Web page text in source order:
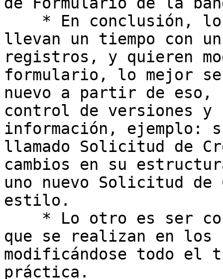
llevan un tiempo con
registros, y quieren
formulario, lo mejor
nuevo a partir de eso,
control de versiones y
información, ejemplo:
llamado Solicitud de
cambios en su
uno nuevo Solicitud
estilo.
que se realizan en
modificándose todo el